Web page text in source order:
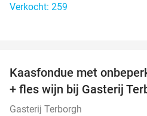
Verkocht: 259
Kaasfondue met
+ fles wijn bij Gasterij
Gasterij Terborgh